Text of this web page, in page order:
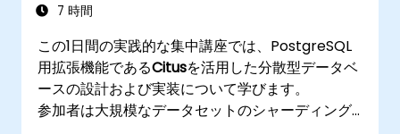
7 時間
この1日間の実践的な集中講座では、PostgreSQL
用拡張機能であるCitusを活用した分散型データベ
ースの設計および実装について学びます。
参加者は大規模なデータセットのシャーディング